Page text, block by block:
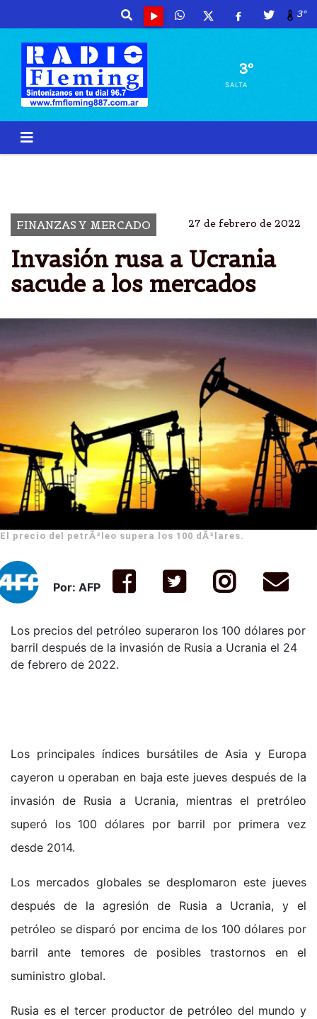
3º
3º
SALTA
FINANZAS Y MERCADO 27 de febrero de 2022
Invasión rusa a Ucrania
sacude a los mercados
El precio del petrÃ³leo supera los 100 dÃ³lares.
Por: AFP
Los precios del petróleo superaron los 100 dólares por
barril después de la invasión de Rusia a Ucrania el 24
de febrero de 2022.
Los principales índices bursátiles de Asia y Europa
cayeron u operaban en baja este jueves después de la
invasión de Rusia a Ucrania, mientras el pretróleo
superó los 100 dólares por barril por primera vez
desde 2014.
Los mercados globales se desplomaron este jueves
después de la agresión de Rusia a Ucrania, y el
petróleo se disparó por encima de los 100 dólares por
barril ante temores de posibles trastornos en el
suministro global.
Rusia es el tercer productor de petróleo del mundo y